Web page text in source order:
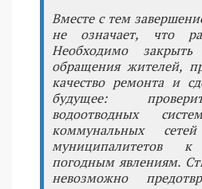
Вместе с тем
не означает, что
Необходимо закрыть
обращения жителей,
качество ремонта и
будущее:
водоотводных
коммунальных
муниципалитетов к
погодным явлениям.
невозможно